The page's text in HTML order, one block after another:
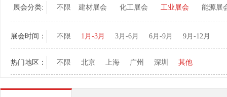
展会分类: 不限 建材展会 化工展会 工业展会 能源展
展会时间： 不限 1月-3月 3月-6月 6月-9月 9月-12月
热门地区： 不限 北京 上海 广州 深圳 其他